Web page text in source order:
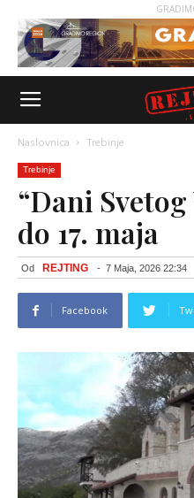
Naslovnica Trebinje
Trebinje
“Dani
do 17. maja
Od REJTING - 7 Maja, 2026 22:34
Facebook